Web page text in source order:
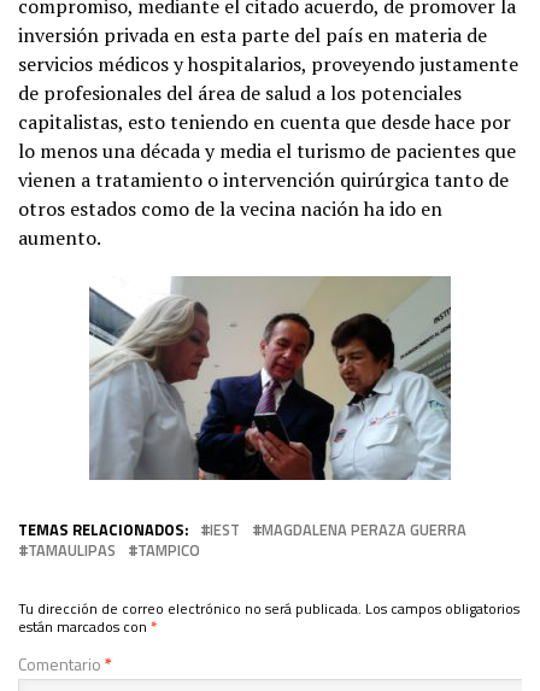
compromiso, mediante el citado acuerdo, de promover la
inversión privada en esta parte del país en materia de
servicios médicos y hospitalarios, proveyendo justamente
de profesionales del área de salud a los potenciales
capitalistas, esto teniendo en cuenta que desde hace por
lo menos una década y media el turismo de pacientes que
vienen a tratamiento o intervención quirúrgica tanto de
otros estados como de la vecina nación ha ido en
aumento.
TEMAS RELACIONADOS: IEST
MAGDALENA PERAZA GUERRA
TAMAULIPAS
TAMPICO
Tu dirección de correo electrónico no será publicada. Los campos obligatorios
están marcados con *
Comentario*